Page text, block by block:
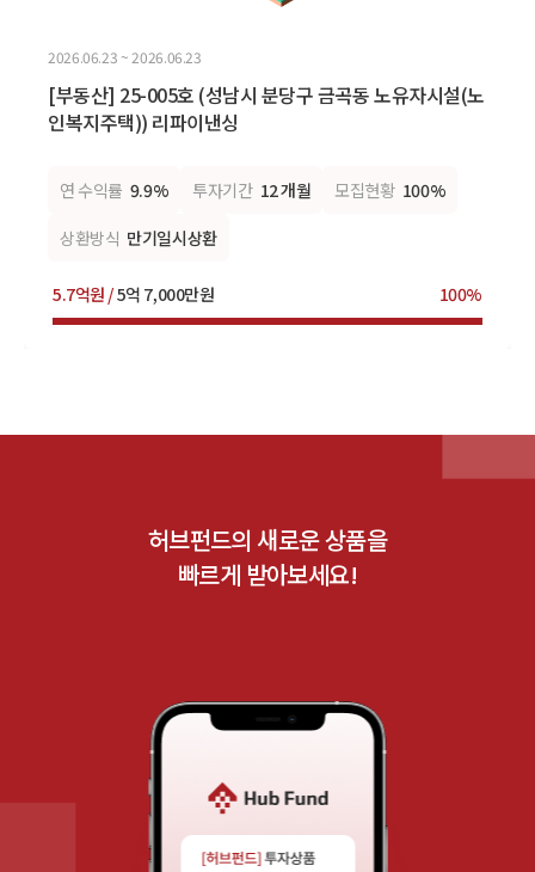
2026.06.23 ~ 2026.06.23
[부동산] 25-005호 (성남시 분당구 금곡동 노유자시설(노
인복지주택)) 리파이낸싱
연 수익률 9.9% 투자기간 12 개월 모집현황 100%
상환방식 만기일시상환
5.7억원 /5억 7,000만원 100%
허브펀드의 새로운 상품을
빠르게 받아보세요!